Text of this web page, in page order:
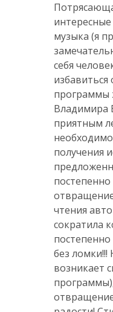
музыка (я
себя
программы
Владимира
приятным
получения
отвращение
чтения
сократила
без ломки!!!
возникает